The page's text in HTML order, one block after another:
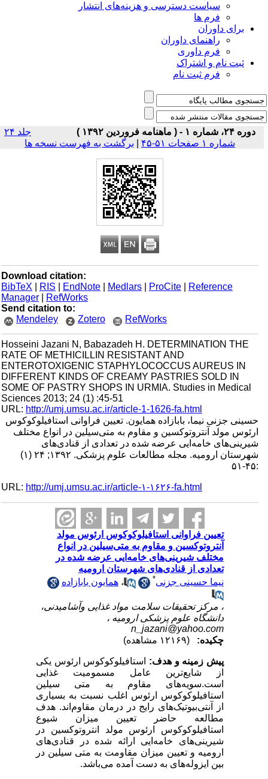
سیاست دسترسی و هزینه‌های انتشار
فرم ها
برای داوران
راهنمای داوران
فرم داوری
ثبت نام و اشتراک
فرم ثبت نام
دوره ۲۴، شماره ۱ - ( ماهنامه فروردین ۱۳۹۲ )
جلد ۲۴
شماره ۱ صفحات ۵۱-۴۵
| برگشت به فهرست نسخه ها
Download citation:
BibTeX
| RIS |EndNote |Medlars |ProCite |Reference
Manager
|RefWorks
Send citation to:
Mendeley
Zotero RefWorks
Hosseini Jazani N, Babazadeh H. DETERMINATION THE
RATE OF METHICILLIN RESISTANT AND
ENTEROTOXIGENIC STAPHYLOCOCCUS AUREUS IN
DIFFERENT KINDS OF CREAMY PASTRIES SOLD IN
SOME OF PASTRY SHOPS IN URMIA. Studies in Medical
Sciences 2013; 24 (1) :45-51
URL:http://umj.umsu.ac.ir/article-1-1626-fa.html
حسینی جزنی نیما، بابازاده همایون. تعیین فراوانی استافیلوکوکوس
ارئوس مولد آنتروتوکسین و مقاوم به متی‌سیلین در انواع مختلف
شیرینی‌های خامه‌ایی عرضه شده در تعدادی از قنادی‌های
شهرستان ارومیه. مجله مطالعات علوم پزشکی. ۱۳۹۲; ۲۴ (۱)
URL:http://umj.umsu.ac.ir/article-۱-۱۶۲۶-fa.html
تعیین فراوانی استافیلوکوکوس ارئوس مولد
آنتروتوکسین و مقاوم به متی‌سیلین در انواع
مختلف شیرینی‌های خامه‌ایی عرضه شده در
تعدادی از قنادی‌های شهرستان ارومیه
نیما حسینی جزنی
،همایون بابازاده
، مرکز تحقیقات سلامت مواد غذایی وآشامیدنی،
دانشگاه علوم پزشکی ارومیه ،
n_jazani@yahoo.com
چکیده:
پیش زمینه و هدف:استافیلوکوکوس ارئوس یکی
از شایع‌ترین عامل مسمومیت غذایی
است.سویه‌های مقاوم به متی سیلین
استافیلوکوکوس ارئوس اغلب نسبت به بسیاری
از آنتی‌بیوتیک‌های رایج در درمان مقاوم‌اند. هدف
مطالعه حاضر تعیین میزان شیوع
استافیلوکوکوس ارئوس مولد انتروتوکسین در
شیرینی‌های خامه‌ایی ارائه شده در قنادی‌های
ارومیه و تعیین میزان مقاومت به متی سیلین در
بین ایزوله‌های به دست آمده می‌باشد.